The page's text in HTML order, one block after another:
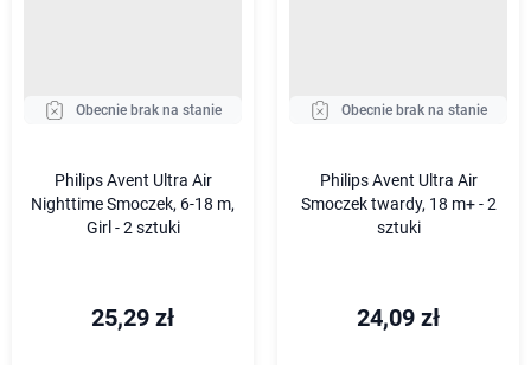
Obecnie brak na stanie
Philips Avent Ultra Air
Nighttime Smoczek, 6-18 m,
Girl - 2 sztuki
25,29 zł
Obecnie brak na stanie
Philips Avent Ultra Air
Smoczek twardy, 18 m+ - 2
sztuki
24,09 zł